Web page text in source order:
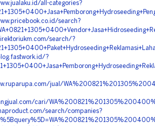
all-categories?
search?
search/?
?
jual/
cari/
search/companies?